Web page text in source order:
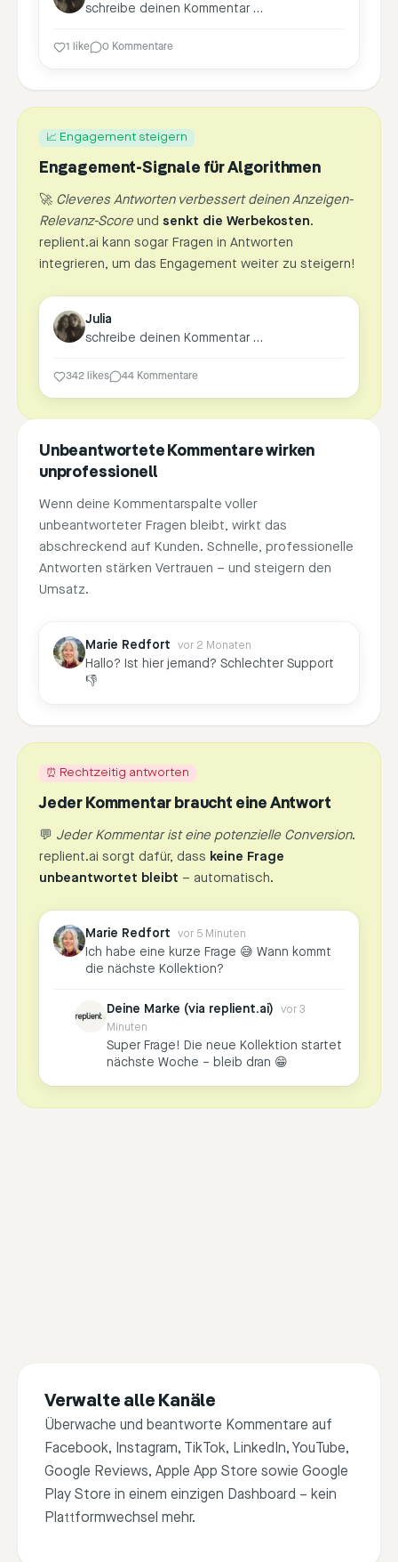
schreibe deinen Kommentar …
1 like 0 Kommentare
📈 Engagement steigern
Engagement-Signale für Algorithmen
🚀 Cleveres Antworten verbessert deinen Anzeigen-
Relevanz-Scoreund senkt die Werbekosten.
replient.ai kann sogar Fragen in Antworten
integrieren, um das Engagement weiter zu steigern!
Julia
schreibe deinen Kommentar …
342 likes 44 Kommentare
Unbeantwortete Kommentare wirken
unprofessionell
Wenn deine Kommentarspalte voller
unbeantworteter Fragen bleibt, wirkt das
abschreckend auf Kunden. Schnelle, professionelle
Antworten stärken Vertrauen – und steigern den
Umsatz.
Marie Redfort vor 2 Monaten
Hallo? Ist hier jemand? Schlechter Support
👎
⏰ Rechtzeitig antworten
Jeder Kommentar braucht eine Antwort
💬 Jeder Kommentar ist eine potenzielle Conversion.
replient.ai sorgt dafür, dass keine Frage
unbeantwortet bleibt – automatisch.
Marie Redfort vor 5 Minuten
Ich habe eine kurze Frage 😅 Wann kommt
die nächste Kollektion?
Deine Marke (via replient.ai) vor 3
Minuten
Super Frage! Die neue Kollektion startet
nächste Woche – bleib dran 😁
Verwalte alle Kanäle
Überwache und beantworte Kommentare auf
Facebook, Instagram, TikTok, LinkedIn, YouTube,
Google Reviews, Apple App Store sowie Google
Play Store in einem einzigen Dashboard – kein
Plattform­wechsel mehr.